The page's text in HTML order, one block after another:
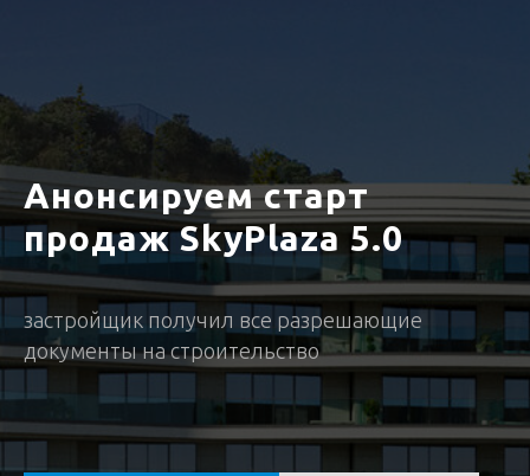
Анонсируем старт
продаж SkyPlaza 5.0
застройщик получил все разрешающие
документы на строительство